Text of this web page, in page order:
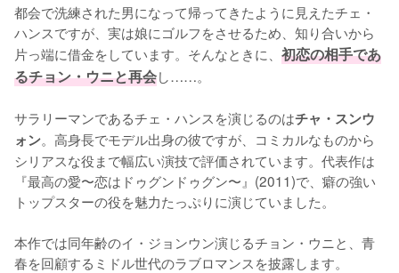
都会で洗練された男になって帰ってきたように見えたチェ・
ハンスですが、実は娘にゴルフをさせるため、知り合いから
片っ端に借金をしています。そんなときに、 初恋の相手であ
るチョン・ウニと再会し……。
サラリーマンであるチェ・ハンスを演じるのはチャ・スンウ
ォン。高身長でモデル出身の彼ですが、コミカルなものから
シリアスな役まで幅広い演技で評価されています。代表作は
『最高の愛〜恋はドゥグンドゥグン〜』(2011)で、癖の強い
トップスターの役を魅力たっぷりに演じていました。
本作では同年齢のイ・ジョンウン演じるチョン・ウニと、青
春を回顧するミドル世代のラブロマンスを披露します。